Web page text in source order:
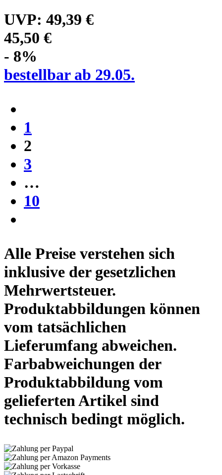
UVP: 49,39 €
45,50 €
- 8%
bestellbar ab 29.05.
1
2
3
…
10
Alle Preise verstehen sich
inklusive der gesetzlichen
Mehrwertsteuer.
Produktabbildungen können
vom tatsächlichen
Lieferumfang abweichen.
Farbabweichungen der
Produktabbildung vom
gelieferten Artikel sind
technisch bedingt möglich.